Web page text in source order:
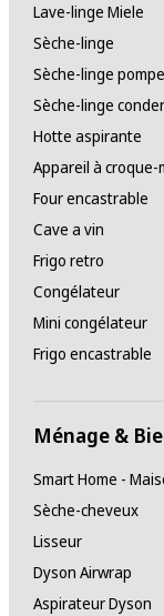
Lave-linge Miele
Sèche-linge
Sèche-linge
Sèche-linge
Hotte aspirante
Appareil à
Four encastrable
Cave a vin
Frigo retro
Congélateur
Mini congélateur
Frigo encastrable
Ménage &
Smart Home -
Sèche-cheveux
Lisseur
Dyson Airwrap
Aspirateur Dyson